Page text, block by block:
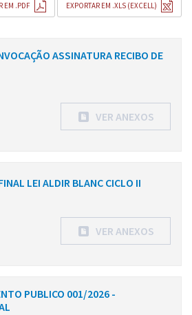
EXPORTAR EM .XLS (EXCELL)
EM .PDF
ASSINATURA RECIBO DE
VER ANEXOS
LEI ALDIR BLANC CICLO II
VER ANEXOS
PUBLICO 001/2026 -